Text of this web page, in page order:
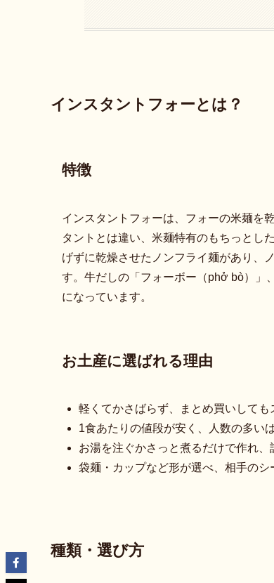
インスタントフォーとは？
特徴
インスタントフォーは、フォーの米麺を
タントとは違い、米麺特有のもちっとし
げずに乾燥させたノンフライ麺があり、
す。牛だしの「フォーボー（phở bò）」
になっています。
お土産に選ばれる理由
軽くてかさばらず、まとめ買いして
1食あたりの値段が安く、人数の多い
お湯を注ぐかさっと煮るだけで作れ、
袋麺・カップなど形が選べ、相手のシ
種類・選び方